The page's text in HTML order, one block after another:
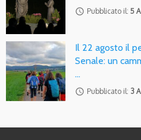
access_time Pubblicato il: 5
Il 22 agosto il
Senale: un
…
access_time Pubblicato il: 3